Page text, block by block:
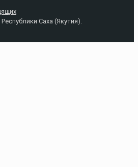
Саха (Якутия).